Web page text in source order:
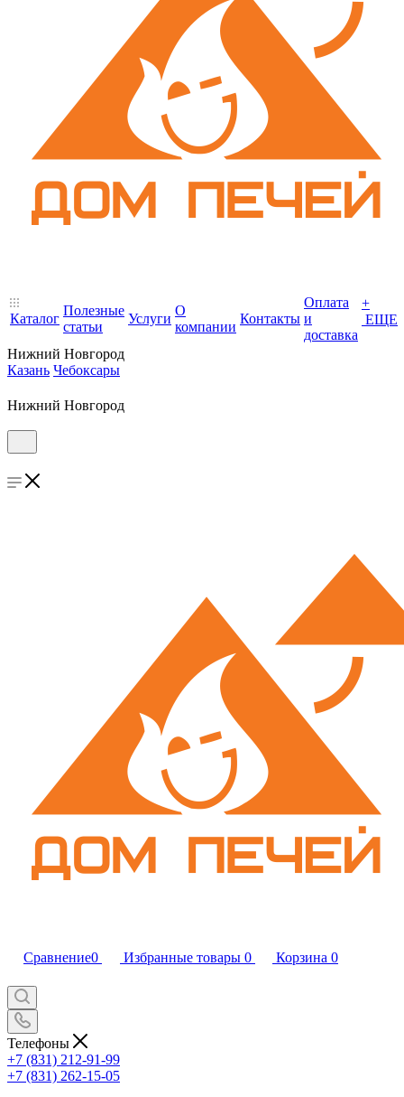
Каталог
Полезные
статьи
Услуги
О
компании
Контакты
Оплата
и
доставка
+
ЕЩЕ
Нижний Новгород
Казань Чебоксары
Нижний Новгород
Сравнение0 Избранные товары 0 Корзина 0
Телефоны
+7 (831) 212-91-99
+7 (831) 262-15-05